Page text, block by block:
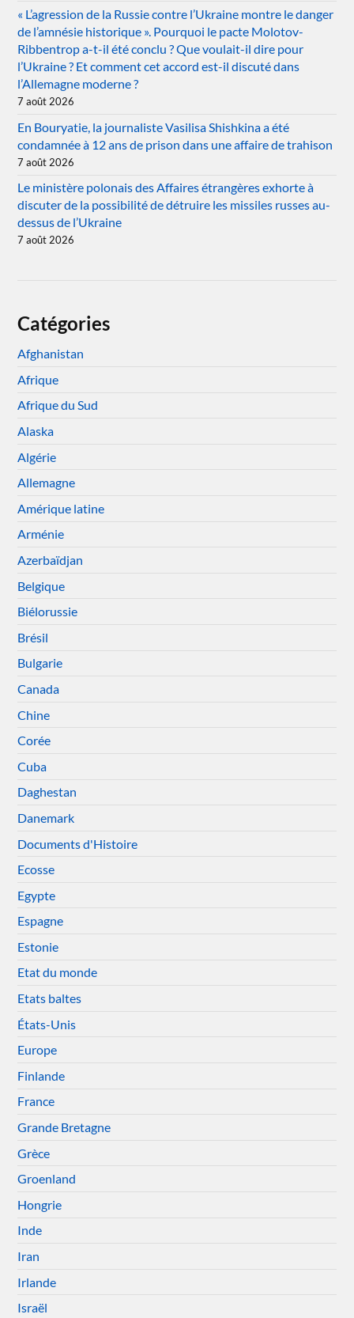
« L’agression de la Russie contre l’Ukraine montre le danger
de l’amnésie historique ». Pourquoi le pacte Molotov-
Ribbentrop a-t-il été conclu ? Que voulait-il dire pour
l’Ukraine ? Et comment cet accord est-il discuté dans
l’Allemagne moderne ?
7 août 2026
En Bouryatie, la journaliste Vasilisa Shishkina a été
condamnée à 12 ans de prison dans une affaire de trahison
7 août 2026
Le ministère polonais des Affaires étrangères exhorte à
discuter de la possibilité de détruire les missiles russes au-
dessus de l’Ukraine
7 août 2026
Catégories
Afghanistan
Afrique
Afrique du Sud
Alaska
Algérie
Allemagne
Amérique latine
Arménie
Azerbaïdjan
Belgique
Biélorussie
Brésil
Bulgarie
Canada
Chine
Corée
Cuba
Daghestan
Danemark
Documents d'Histoire
Ecosse
Egypte
Espagne
Estonie
Etat du monde
Etats baltes
États-Unis
Europe
Finlande
France
Grande Bretagne
Grèce
Groenland
Hongrie
Inde
Iran
Irlande
Israël